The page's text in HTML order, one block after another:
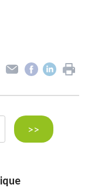
>>